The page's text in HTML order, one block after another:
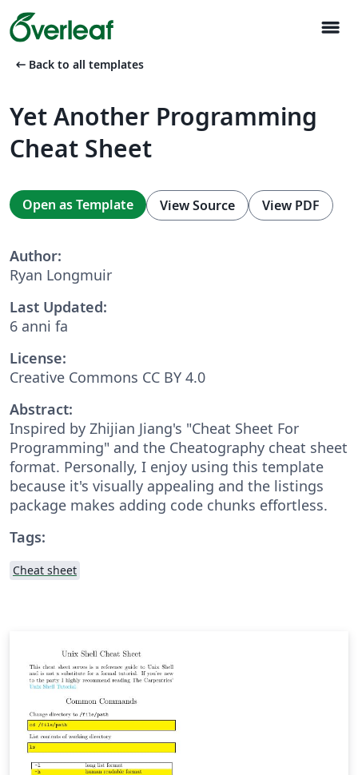
menu
arrow_left_alt Back to all templates
Yet Another Programming
Cheat Sheet
Open as Template View Source View PDF
Author:
Ryan Longmuir
Last Updated:
6 anni fa
License:
Creative Commons CC BY 4.0
Abstract:
Inspired by Zhijian Jiang's "Cheat Sheet For
Programming" and the Cheatography cheat sheet
format. Personally, I enjoy using this template
because it's visually appealing and the listings
package makes adding code chunks effortless.
Tags:
Cheat sheet